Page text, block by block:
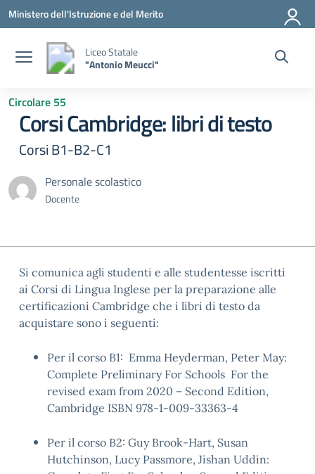
Vai ai contenuti
Vai al menu di navigazione
Vai al footer
Ministero dell'Istruzione e del Merito
Liceo Statale
"Antonio Meucci"
Circolare 55
Corsi Cambridge: libri di testo
Corsi B1-B2-C1
Personale scolastico
Docente
Si comunica agli studenti e alle studentesse iscritti
ai Corsi di Lingua Inglese per la preparazione alle
certificazioni Cambridge che i libri di testo da
acquistare sono i seguenti:
Per il corso B1: Emma Heyderman, Peter May:
Complete Preliminary For Schools For the
revised exam from 2020 – Second Edition,
Cambridge ISBN 978-1-009-33363-4
Per il corso B2: Guy Brook-Hart, Susan
Hutchinson, Lucy Passmore, Jishan Uddin: